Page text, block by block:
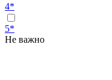
4*
5*
Не важно